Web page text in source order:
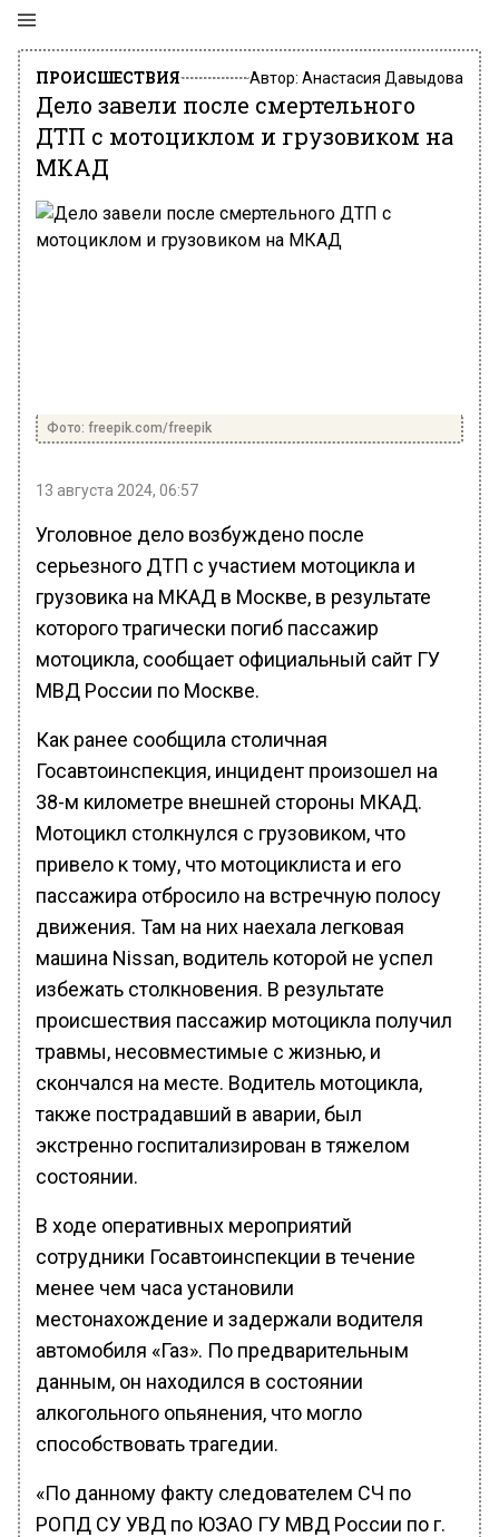
ПРОИСШЕСТВИЯ Автор: Анастасия Давыдова
Дело завели после смертельного
ДТП с мотоциклом и грузовиком на
МКАД
Фото: freepik.com/freepik
13 августа 2024, 06:57
Уголовное дело возбуждено после
серьезного ДТП с участием мотоцикла и
грузовика на МКАД в Москве, в результате
которого трагически погиб пассажир
мотоцикла, сообщает официальный сайт ГУ
МВД России по Москве.
Как ранее сообщила столичная
Госавтоинспекция, инцидент произошел на
38-м километре внешней стороны МКАД.
Мотоцикл столкнулся с грузовиком, что
привело к тому, что мотоциклиста и его
пассажира отбросило на встречную полосу
движения. Там на них наехала легковая
машина Nissan, водитель которой не успел
избежать столкновения. В результате
происшествия пассажир мотоцикла получил
травмы, несовместимые с жизнью, и
скончался на месте. Водитель мотоцикла,
также пострадавший в аварии, был
экстренно госпитализирован в тяжелом
состоянии.
В ходе оперативных мероприятий
сотрудники Госавтоинспекции в течение
менее чем часа установили
местонахождение и задержали водителя
автомобиля «Газ». По предварительным
данным, он находился в состоянии
алкогольного опьянения, что могло
способствовать трагедии.
«По данному факту следователем СЧ по
РОПД СУ УВД по ЮЗАО ГУ МВД России по г.